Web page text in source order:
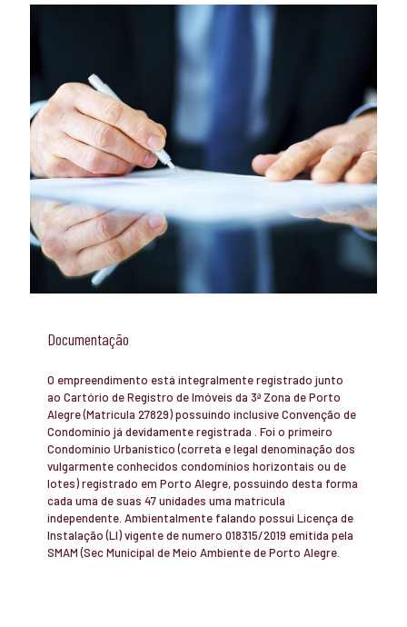
Documentação
O empreendimento está integralmente registrado junto
ao Cartório de Registro de Imóveis da 3ª Zona de Porto
Alegre (Matricula 27829) possuindo inclusive Convenção de
Condomínio já devidamente registrada . Foi o primeiro
Condomínio Urbanístico (correta e legal denominação dos
vulgarmente conhecidos condomínios horizontais ou de
lotes) registrado em Porto Alegre, possuindo desta forma
cada uma de suas 47 unidades uma matricula
independente. Ambientalmente falando possui Licença de
Instalação (LI) vigente de numero 018315/2019 emitida pela
SMAM (Sec Municipal de Meio Ambiente de Porto Alegre.